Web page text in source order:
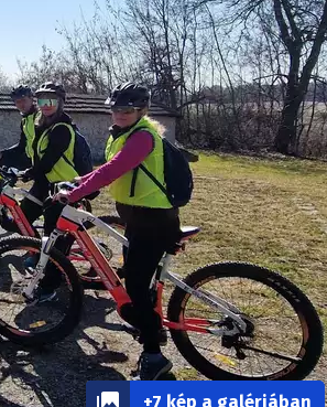
+7 kép a galériában